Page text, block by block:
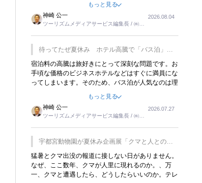
す。そのような意味で、金曜夜にこのようなイベン
トが行われれば、日本人に限らず外国人にとっても
楽しみが増えるでしょうね。
もっと見る
神崎 公一
ツーリズムメディアサービス編集長 / ㈱ツ
2026.08.04
待ってたぜ夏休み ホテル高騰で「バス泊」人
気
宿泊料の高騰は旅好きにとって深刻な問題です。お
手頃な価格のビジネスホテルなどはすぐに満員にな
ってしまいます。そのため、バス泊が人気なのは理
行をした時は、移動はグレイハウンドバスでした。
夕方から夜の便を利用してホテル代を浮かせていま
した。ただし、若いからできたことです。若い人が
夜行バスで京都に行った、青森に行ったと聞くと、
疲れが残らないのかなと思ってしまいます。
もっと見る
神崎 公一
ツーリズムメディアサービス編集長 / ㈱ツ
2026.07.27
宇都宮動物園が夏休み企画展「クマと人との距
離」を7月20日から開催
猛暑とクマ出没の報道に接しない日がありません。
なぜ、ここ数年、クマが人里に現れるのか。、万
一、クマと遭遇したら、どうしたらいいのか。テレ